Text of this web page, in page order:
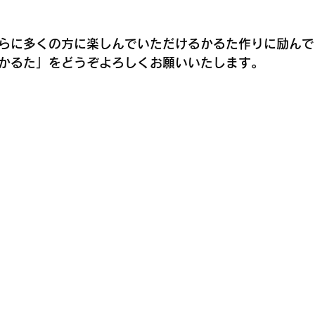
に多くの方に楽しんでいただけるかるた作りに励ん
るた」をどうぞよろしくお願いいたします。